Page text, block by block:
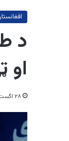
د
۲۸ اگست ۲۰۲۴